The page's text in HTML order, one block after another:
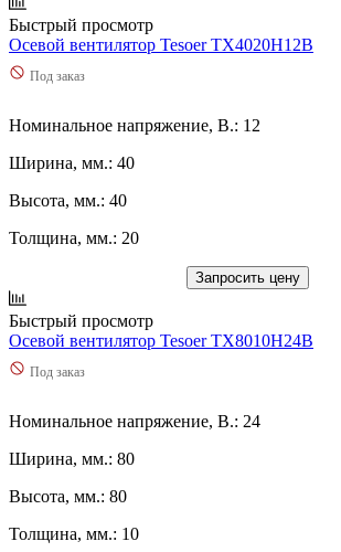
Быстрый просмотр
Осевой вентилятор Tesoer TX4020H12B
Под заказ
Номинальное напряжение, В.: 12
Ширина, мм.: 40
Высота, мм.: 40
Толщина, мм.: 20
Запросить цену
Быстрый просмотр
Осевой вентилятор Tesoer TX8010H24B
Под заказ
Номинальное напряжение, В.: 24
Ширина, мм.: 80
Высота, мм.: 80
Толщина, мм.: 10